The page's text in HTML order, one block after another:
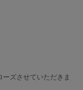
ズさせていただきま